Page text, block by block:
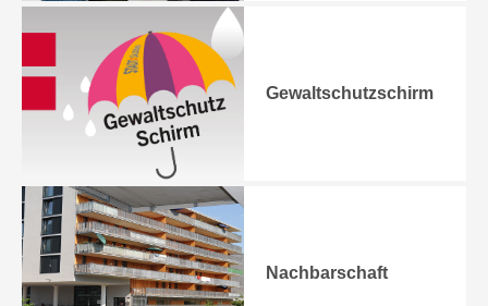
Gewaltschutzschirm
Nachbarschaft